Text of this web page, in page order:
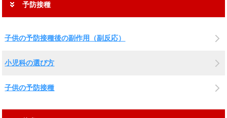
予防接種
子供の予防接種後の副作用（副反応）
小児科の選び方
子供の予防接種